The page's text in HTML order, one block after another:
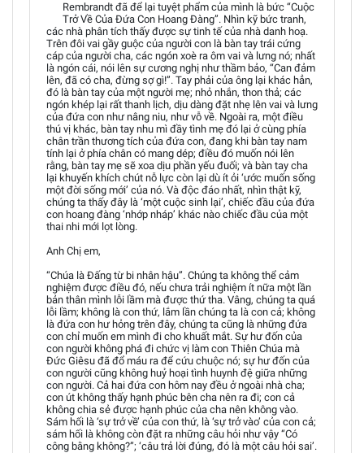
Rembrandt đã để lại tuyệt phẩm của mình là bức “Cuộc
Trở Về Của Đứa Con Hoang Đàng”. Nhìn kỹ bức tranh,
các nhà phân tích thấy được sự tinh tế của nhà danh hoạ.
Trên đôi vai gầy guộc của người con là bàn tay trái cứng
cáp của người cha, các ngón xoè ra ôm vai và lưng nó; nhất
là ngón cái, nói lên sự cương nghị như thầm bảo, “Can đảm
lên, đã có cha, đừng sợ gì!”. Tay phải của ông lại khác hẳn,
đó là bàn tay của một người mẹ; nhỏ nhắn, thon thả; các
ngón khép lại rất thanh lịch, dịu dàng đặt nhẹ lên vai và lưng
của đứa con như nâng niu, như vỗ về. Ngoài ra, một điều
thú vị khác, bàn tay nhu mì đầy tình mẹ đó lại ở cùng phía
chân trần thương tích của đứa con, đang khi bàn tay nam
tính lại ở phía chân có mang dép; điều đó muốn nói lên
rằng, bàn tay mẹ sẽ xoa dịu phần yếu đuối; và bàn tay cha
lại khuyến khích chút nỗ lực còn lại dù ít ỏi ‘ước muốn sống
một đời sống mới’ của nó. Và độc đáo nhất, nhìn thật kỹ,
chúng ta thấy đây là ‘một cuộc sinh lại’, chiếc đầu của đứa
con hoang đàng ‘nhớp nháp’ khác nào chiếc đầu của một
thai nhi mới lọt lòng.
Anh Chị em,
“Chúa là Đấng từ bi nhân hậu”. Chúng ta không thể cảm
nghiệm được điều đó, nếu chưa trải nghiệm ít nữa một lần
bản thân mình lỗi lầm mà được thứ tha. Vâng, chúng ta quá
lỗi lầm; không là con thứ, lắm lần chúng ta là con cả; không
là đứa con hư hỏng trên đây, chúng ta cũng là những đứa
con chỉ muốn em mình đi cho khuất mắt. Sự hư đốn của
con người không phá đi chức vị làm con Thiên Chúa mà
Đức Giêsu đã đổ máu ra để cứu chuộc nó; sự hư đốn của
con người cũng không huỷ hoại tình huynh đệ giữa những
con người. Cả hai đứa con hôm nay đều ở ngoài nhà cha;
con út không thấy hạnh phúc bên cha nên ra đi; con cả
không chia sẻ được hạnh phúc của cha nên không vào.
Sám hối là ‘sự trở về’ của con thứ, là ‘sự trở vào’ của con cả;
sám hối là không còn đặt ra những câu hỏi như vậy “Có
công bằng không?”; ‘câu trả lời đúng, đó là một câu hỏi sai’.